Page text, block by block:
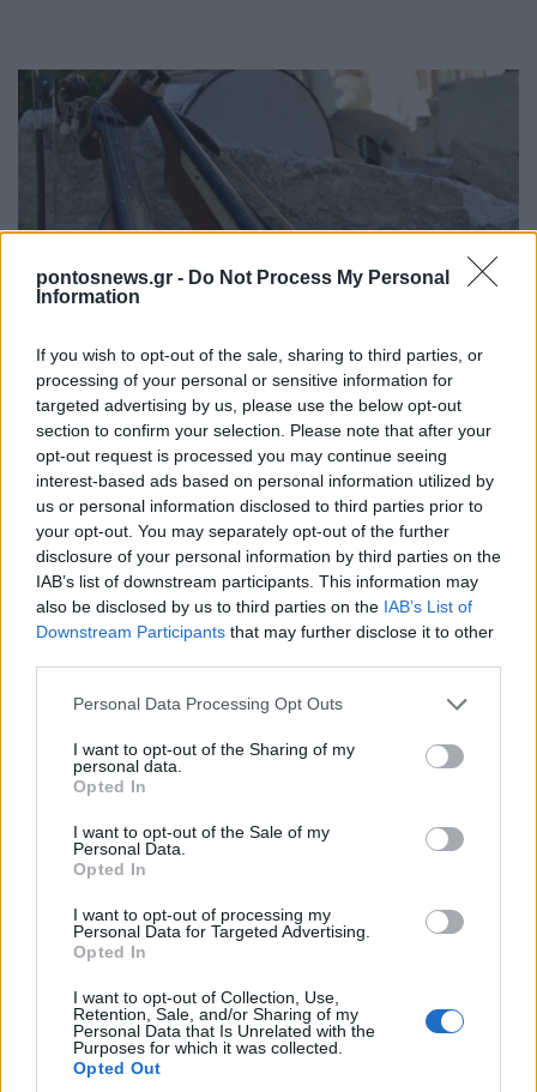
pontosnews.gr - Do Not Process My Personal
Information
If you wish to opt-out of the sale, sharing to third parties, or
processing of your personal or sensitive information for
targeted advertising by us, please use the below opt-out
section to confirm your selection. Please note that after your
opt-out request is processed you may continue seeing
interest-based ads based on personal information utilized by
us or personal information disclosed to third parties prior to
your opt-out. You may separately opt-out of the further
disclosure of your personal information by third parties on the
IAB’s list of downstream participants. This information may
also be disclosed by us to third parties on the IAB’s List of
Downstream Participants that may further disclose it to other
Please note that this website/app uses one or more Google
not limited to your visit or usage behaviour. You may click to
grant or deny consent to Google and its third-party tags to
use your data for below specified purposes in below Google
consent section.
Personal Data Processing Opt Outs
I want to opt-out of the Sharing of my
personal data.
Opted In
I want to opt-out of the Sale of my
Personal Data.
Opted In
I want to opt-out of processing my
Personal Data for Targeted Advertising.
Opted In
I want to opt-out of Collection, Use,
Retention, Sale, and/or Sharing of my
Personal Data that Is Unrelated with the
Purposes for which it was collected.
Opted Out
ΕΚΔΗΛΩΣΕΙΣ
Ένωση Ποντίων Καλαμαριάς: Δύο λύρες, μία
θάλασσα – Γεωργία Νταγάκη και Αλέξης
Παρχαρίδης θα βρεθούν «Παρά θίν’ αλός»
2/08/2026 - 11:45πμ
ΕΚΔΗΛΩΣΕΙΣ
μεγάλο ποντιακό γλέντι
1/08/2026 - 10:40μμ